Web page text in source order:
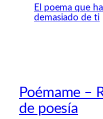
El poema que
demasiado de ti
Poémame –
de poesía